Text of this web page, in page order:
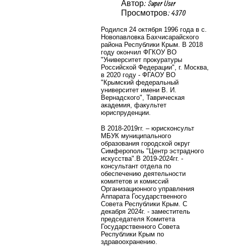
Автор: Super User
Просмотров: 4370
Родился 24 октября 1996 года в с.
Новопавловка Бахчисарайского
района Республики Крым. В 2018
году окончил ФГКОУ ВО
"Университет прокуратуры
Российской Федерации", г. Москва,
в 2020 году - ФГАОУ ВО
"Крымский федеральный
университет имени В. И.
Вернадского", Таврическая
академия, факультет
юриспруденции.
В 2018-2019гг. – юрисконсульт
МБУК муниципального
образования городской округ
Симферополь "Центр эстрадного
искусства". В 2019-2024гг. -
консультант отдела по
обеспечению деятельности
комитетов и комиссий
Организационного управления
Аппарата Государственного
Совета Республики Крым. С
декабря 2024г. - заместитель
председателя Комитета
Государственного Совета
Республики Крым по
здравоохранению.